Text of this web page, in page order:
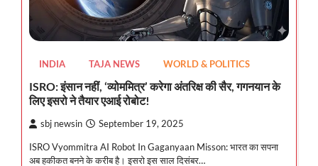
INDIA TAJA NEWS WORLD & POLITICS
ISRO: इंसान नहीं, ‘व्योममित्र’ करेगा अंतरिक्ष की सैर, गगनयान के
लिए इसरो ने तैयार एआई रोबोट!
sbj newsin September 19, 2025
ISRO Vyommitra AI Robot In Gaganyaan Misson: भारत का सपना
अब हकीकत बनने के करीब है। इसरो इस साल दिसंबर…